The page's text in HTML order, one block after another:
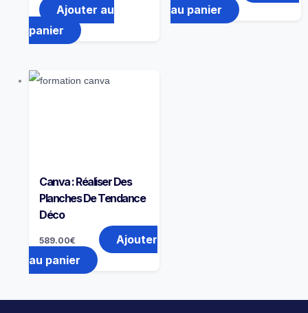
Ajouter au
panier
au panier
Canva : Réaliser Des
Planches De Tendance
Déco
589.00€
Ajouter
au panier